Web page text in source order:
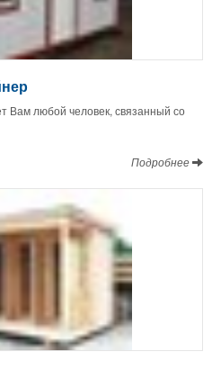
Вам любой человек, связанный со
Подробнее